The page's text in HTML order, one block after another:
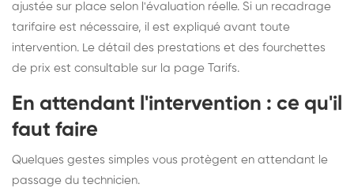
ajustée sur place selon l'évaluation réelle. Si un recadrage
tarifaire est nécessaire, il est expliqué avant toute
intervention. Le détail des prestations et des fourchettes
de prix est consultable sur la page Tarifs.
En attendant l'intervention : ce qu'il
faut faire
Quelques gestes simples vous protègent en attendant le
passage du technicien.